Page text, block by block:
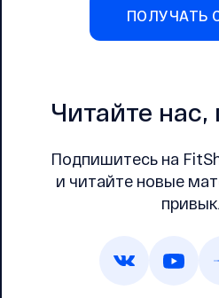
ПОЛУЧАТЬ
Читайте нас,
Подпишитесь на
и читайте новые